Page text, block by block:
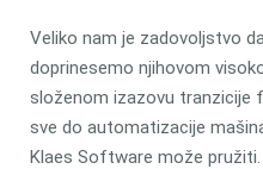
Veliko nam je zadovoljstvo
doprinesemo njihovom
složenom izazovu tranzicije
sve do automatizacije
Klaes Software može pružiti.